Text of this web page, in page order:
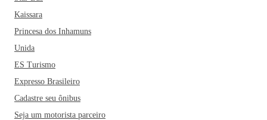
Kaissara
Princesa dos Inhamuns
Unida
ES Turismo
Expresso Brasileiro
Cadastre seu ônibus
Seja um motorista parceiro